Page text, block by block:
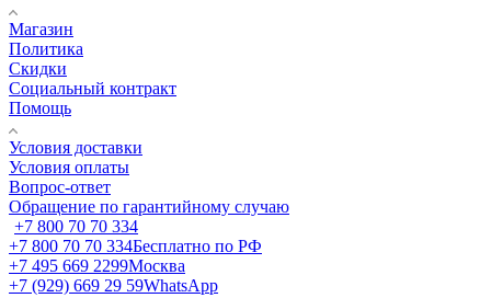
Магазин
Политика
Скидки
Социальный контракт
Помощь
Условия доставки
Условия оплаты
Вопрос-ответ
Обращение по гарантийному случаю
+7 800 70 70 334
+7 800 70 70 334Бесплатно по РФ
+7 495 669 2299Москва
+7 (929) 669 29 59WhatsApp